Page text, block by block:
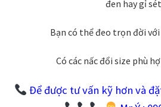
đen hay gỉ sét
Bạn có thể đeo trọn đời
Có các nấc đổi size phù
Để được tư vấn kỹ hơn và